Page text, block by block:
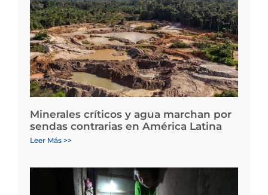
Minerales críticos y agua marchan por
sendas contrarias en América Latina
Leer Más >>